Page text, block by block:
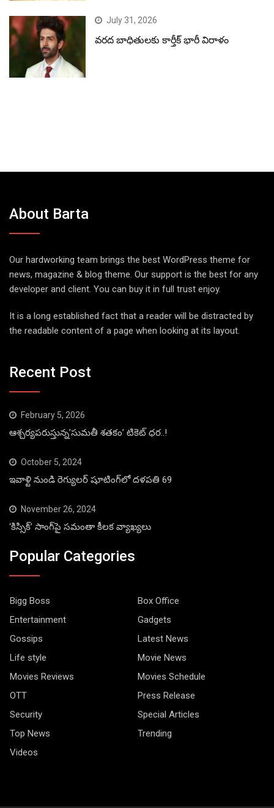
July 31, 2026
వరద బాధితులకు కార్తీక్ భారీ విరాళం
About Barta
Our hardworking team brings the best WordPress theme for
news, magazine & blog theme. Our support is the best for any
developer and client. You can buy it in full trust enjoy.
It is a long established fact that a reader will be distracted by
the readable content of a page when looking at its layout.
Recent Post
February 5, 2026
ఆశ్చర్యపరుస్తున్న’సుమతీ శతకం’ టికెట్ ధర..!
October 5, 2024
ఇవాళ్టి నుండి రెగ్యులర్ షూటింగ్‌లో దళపతి 69
November 26, 2024
‘కిస్సిక్’ సాంగ్‌పై సమంతా కీలక వ్యాఖ్యలు
Popular Categories
Bigg Boss
Box Office
Entertainment
Gadgets
Gossips
Latest News
Life style
Movie News
Movies Reviews
Movies Schedule
OTT
Press Release
Security
Special Articles
Top News
Trending
Videos